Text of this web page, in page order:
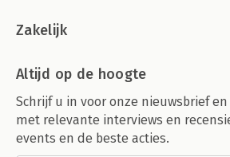
Zakelijk
Altijd op de hoogte
Schrijf u in voor onze nieuwsbrief
met relevante interviews en
events en de beste acties.